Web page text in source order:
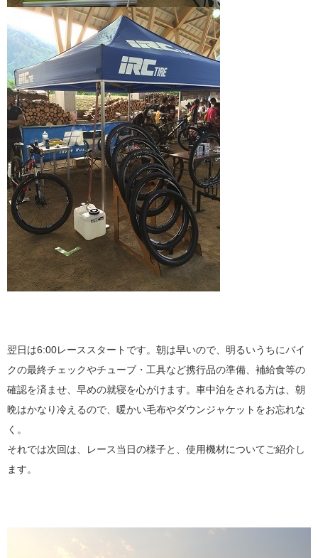
翌日は6:00レーススタートです。朝は早いので、明るいうちにバイ
クの最終チェックやチューブ・工具など携行品の準備、補給食等の
確認を済ませ、早めの就寝を心がけます。車中泊をされる方は、朝
晩はかなり冷えるので、暖かい毛布やダウンジャケットをお忘れな
く。
それでは次回は、レース当日の様子と、使用機材についてご紹介し
ます。